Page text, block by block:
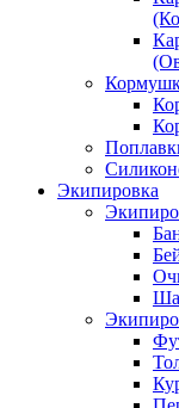
Экипировка